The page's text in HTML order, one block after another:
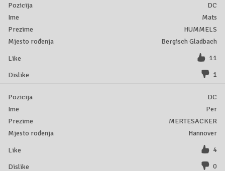
DC
Mats
HUMMELS
Bergisch Gladbach
11
1
DC
Per
MERTESACKER
Hannover
4
0